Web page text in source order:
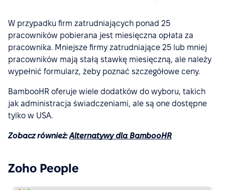
W przypadku firm zatrudniających ponad 25
pracowników pobierana jest miesięczna opłata za
pracownika. Mniejsze firmy zatrudniające 25 lub mniej
pracowników mają stałą stawkę miesięczną, ale należy
wypełnić formularz, żeby poznać szczegółowe ceny.
BambooHR oferuje wiele dodatków do wyboru, takich
jak administracja świadczeniami, ale są one dostępne
tylko w USA.
Zobacz również: Alternatywy dla BambooHR
Zoho People